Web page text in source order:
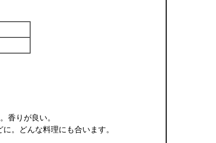
香りが良い。
。どんな料理にも合います。